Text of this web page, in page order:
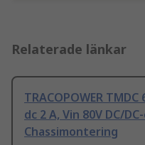
Relaterade länkar
TRACOPOWER
dc 2 A, Vin 80V DC/
Chassimontering